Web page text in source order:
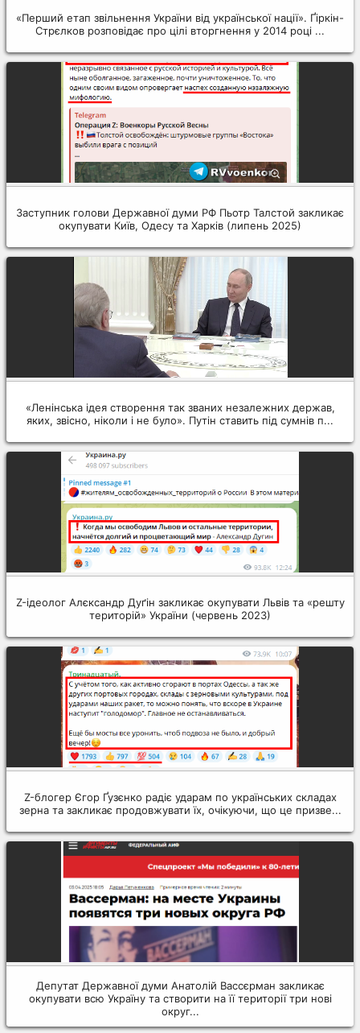
«Перший етап звільнення України від української нації». Ґіркін-
Стрєлков розповідає про цілі вторгнення у 2014 році ...
Заступник голови Державної думи РФ Пьотр Талстой закликає
окупувати Київ, Одесу та Харків (липень 2025)
«Ленінська ідея створення так званих незалежних держав,
яких, звісно, ніколи і не було». Путін ставить під сумнів п...
Z-ідеолог Алєксандр Дуґін закликає окупувати Львів та «решту
територій» України (червень 2023)
Z-блогер Єгор Ґузєнко радіє ударам по українських складах
зерна та закликає продовжувати їх, очікуючи, що це призве...
Депутат Державної думи Анатолій Вассєрман закликає
окупувати всю Україну та створити на її території три нові
округ...